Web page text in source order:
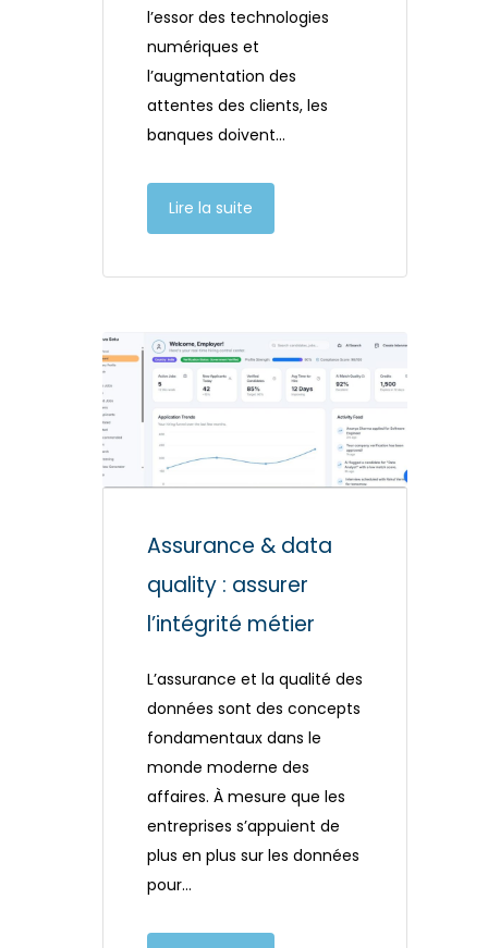
l’essor des technologies
numériques et
l’augmentation des
attentes des clients, les
banques doivent…
Lire la suite
Assurance & data
quality : assurer
l’intégrité métier
L’assurance et la qualité des
données sont des concepts
fondamentaux dans le
monde moderne des
affaires. À mesure que les
entreprises s’appuient de
plus en plus sur les données
pour…